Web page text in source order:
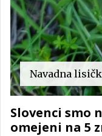
Navadna
Slovenci smo
omejeni na 5